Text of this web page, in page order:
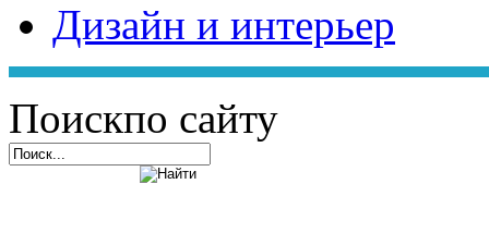
Дизайн и интерьер
Поискпо сайту